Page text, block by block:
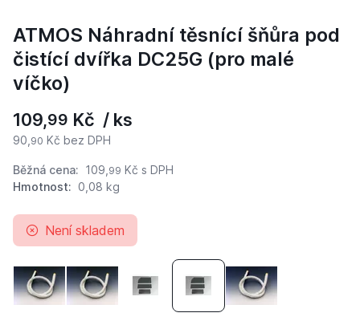
ATMOS Náhradní těsnící šňůra pod
čistící dvířka DC25G (pro malé
víčko)
109,99 Kč / ks
90, 90 Kč bez DPH
Běžná cena: 109, 99 Kč s DPH
Hmotnost: 0,08 kg
Není skladem
ATMOS Náhradní těsnící šňůra 18x18
ATMOS Náhradní těsnící šňůra pro dvířka velká
ATMOS Náhradní těsnící šňůra pod
ATMOS Náhradní těsnící
ATMOS Náhradní